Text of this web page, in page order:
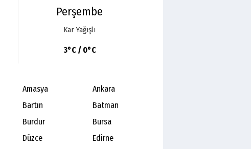
Perşembe
Kar Yağışlı
3°C / 0°C
Amasya
Ankara
Bartın
Batman
Burdur
Bursa
Düzce
Edirne